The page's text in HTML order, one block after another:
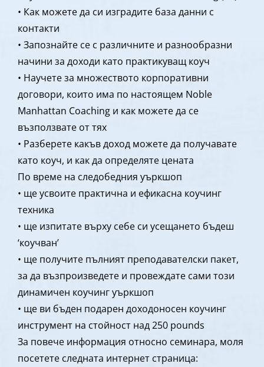
• Как можете да си изградите база данни с
контакти
• Запознайте се с различните и разнообразни
начини за доходи като практикуващ коуч
• Научете за множеството корпоративни
договори, които има по настоящем Noble
Manhattan Coaching и как можете да се
възползвате от тях
• Разберете какъв доход можете да получавате
като коуч, и как да определяте цената
По време на следобедния уъркшоп
• ще усвоите практична и ефикасна коучинг
техника
• ще изпитате върху себе си усещането бъдеш
‘коучван’
• ще получите пълният преподавателски пакет,
за да възпроизведете и провеждате сами този
динамичен коучинг уъркшоп
• ще ви бъден подарен доходоносен коучинг
инструмент на стойност над 250 pounds
За повече информация относно семинара, моля
посетете следната интернет страница: